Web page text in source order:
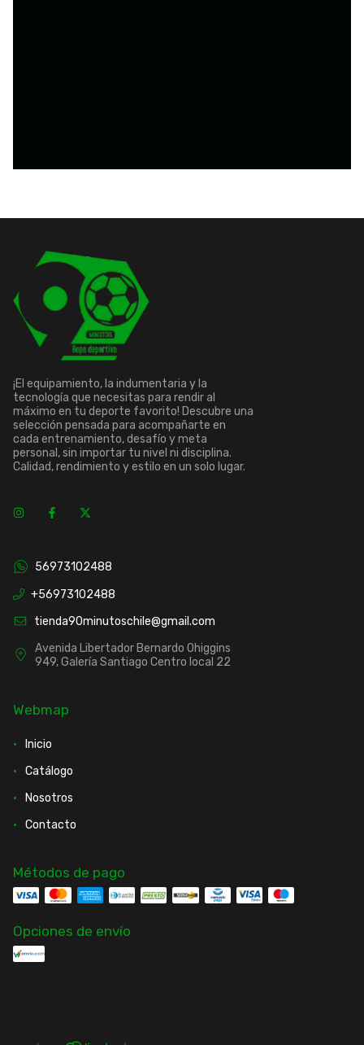
¡El equipamiento, la indumentaria y la
tecnología que necesitas para rendir al
máximo en tu deporte favorito! Descubre una
selección pensada para acompañarte en
cada entrenamiento, desafío y meta
personal, sin importar tu nivel ni disciplina.
Calidad, rendimiento y estilo en un solo lugar.
56973102488
+56973102488
tienda90minutoschile@gmail.com
Avenida Libertador Bernardo Ohiggins
949, Galería Santiago Centro local 22
Webmap
Inicio
Catálogo
Nosotros
Contacto
Métodos de pago
Opciones de envío